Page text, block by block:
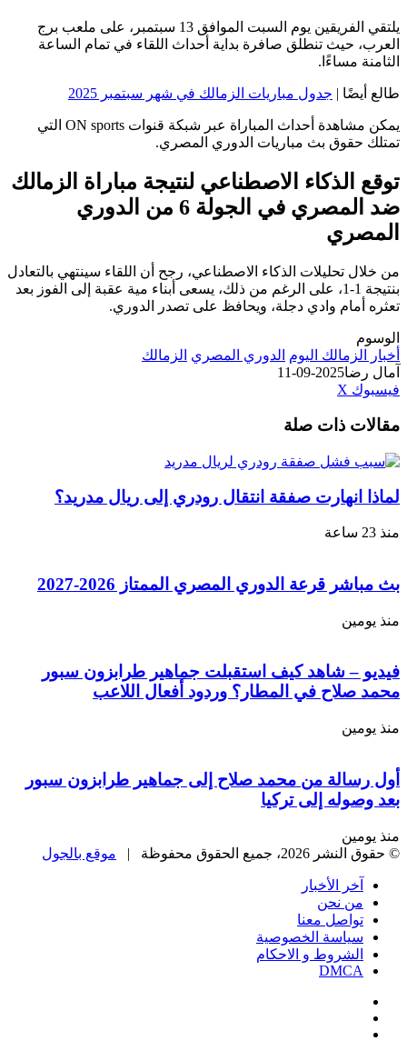
يلتقي الفريقين يوم السبت الموافق 13 سبتمبر، على ملعب برج
العرب، حيث تنطلق صافرة بداية أحداث اللقاء في تمام الساعة
الثامنة مساءًا.
طالع أيضًا | جدول مباريات الزمالك في شهر سبتمبر 2025
يمكن مشاهدة أحداث المباراة عبر شبكة قنوات ON sports التي
تمتلك حقوق بث مباريات الدوري المصري.
توقع الذكاء الاصطناعي لنتيجة مباراة الزمالك
ضد المصري في الجولة 6 من الدوري
المصري
من خلال تحليلات الذكاء الاصطناعي، رجح أن اللقاء سينتهي بالتعادل
بنتيجة 1-1، على الرغم من ذلك، يسعى أبناء مية عقبة إلى الفوز بعد
تعثره أمام وادي دجلة، ويحافظ على تصدر الدوري.
الوسوم
أخبار الزمالك اليوم الدوري المصري الزمالك
آمال رضا2025-09-11
فيسبوك ‫X
البريد
مقالات ذات صلة
لماذا انهارت صفقة انتقال رودري إلى ريال مدريد؟
منذ 23 ساعة
بث مباشر قرعة الدوري المصري الممتاز 2026-2027
منذ يومين
فيديو – شاهد كيف استقبلت جماهير طرابزون سبور
محمد صلاح في المطار؟ وردود أفعال اللاعب
منذ يومين
أول رسالة من محمد صلاح إلى جماهير طرابزون سبور
بعد وصوله إلى تركيا
منذ يومين
© حقوق النشر 2026، جميع الحقوق محفوظة |
موقع بالجول
آخر الأخبار
من نحن
تواصل معنا
سياسة الخصوصية
الشروط و الاحكام
DMCA